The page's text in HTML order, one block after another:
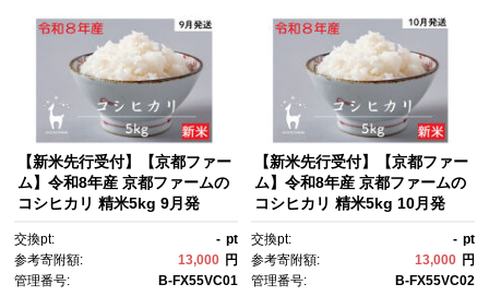
【新米先行受付】【京都ファー
ム】令和8年産 京都ファームの
コシヒカリ 精米5kg 9月発
産 こしひかり 人気 おすす
め 米 コメ おこめ お取り寄
せ 通販 送料無料 ふるさと納
交換pt: - pt
参考寄附額:
13,000 円
管理番号:
B-FX55VC01
【新米先行受付】【京都ファー
ム】令和8年産 京都ファームの
コシヒカリ 精米5kg 10月発
産 こしひかり 人気 おすす
め 米 コメ おこめ お取り寄
せ 通販 送料無料 ふるさと納
交換pt: - pt
参考寄附額:
13,000 円
管理番号:
B-FX55VC02